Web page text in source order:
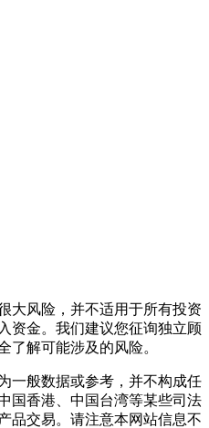
大风险，并不适用于所有投资
资金。我们建议您征询独立顾
了解可能涉及的风险。
一般数据或参考，并不构成任
国香港、中国台湾等某些司法
品交易。请注意本网站信息不